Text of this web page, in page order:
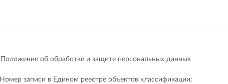
Положение об обработке и защите персональных данных
Номер записи в Едином реестре объектов классификации: